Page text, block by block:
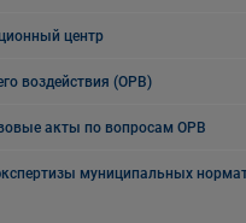
центр
воздействия (ОРВ)
акты по вопросам ОРВ
муниципальных